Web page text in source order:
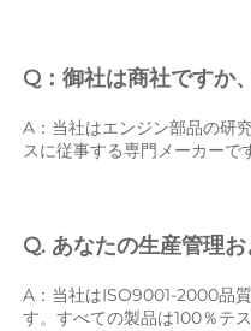
Q：御社は商社ですか
A：当社はエンジン部品の研
スに従事する専門メーカーで
Q. あなたの生産管理
A：当社はISO9001-2000品
す。すべての製品は100％テ